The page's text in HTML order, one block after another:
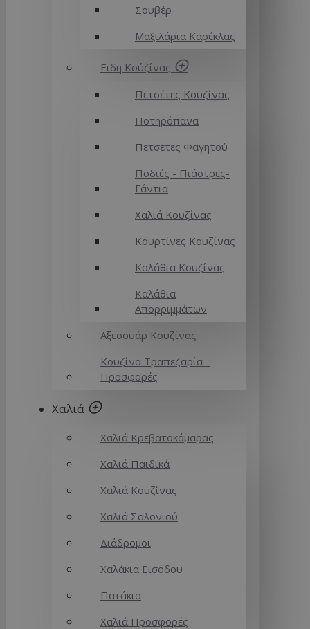
Σουβέρ
Μαξιλάρια Καρέκλας
Ειδη Κούζίνας
Πετσέτες Κουζίνας
Ποτηρόπανα
Πετσέτες Φαγητού
Ποδιές - Πιάστρες-
Γάντια
Χαλιά Κουζίνας
Κουρτίνες Κουζίνας
Καλάθια Κουζίνας
Καλάθια
Απορριμμάτων
Αξεσουάρ Κουζίνας
Κουζίνα Τραπεζαρία -
Προσφορές
Χαλιά
Χαλιά Κρεβατοκάμαρας
Χαλιά Παιδικά
Χαλιά Κουζίνας
Χαλιά Σαλονιού
Διάδρομοι
Χαλάκια Εισόδου
Πατάκια
Χαλιά Προσφορές